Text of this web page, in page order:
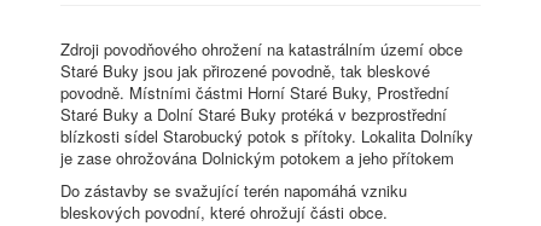
Zdroji povodňového ohrožení na katastrálním území obce
Staré Buky jsou jak přirozené povodně, tak bleskové
povodně. Místními částmi Horní Staré Buky, Prostřední
Staré Buky a Dolní Staré Buky protéká v bezprostřední
blízkosti sídel Starobucký potok s přítoky. Lokalita Dolníky
je zase ohrožována Dolnickým potokem a jeho přítokem
Do zástavby se svažující terén napomáhá vzniku
bleskových povodní, které ohrožují části obce.